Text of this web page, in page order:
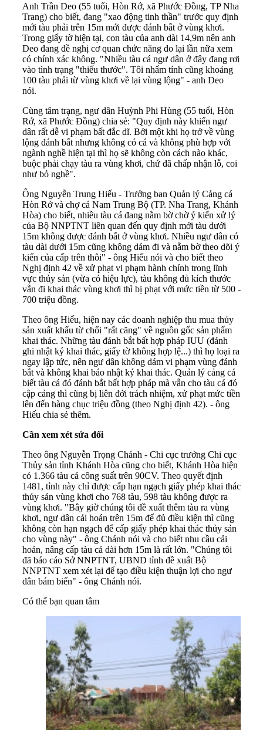
Anh Trần Deo (55 tuổi, Hòn Rớ, xã Phước Đồng, TP Nha
Trang) cho biết, đang "xao động tinh thần" trước quy định
mới tàu phải trên 15m mới được đánh bắt ở vùng khơi.
Trong giấy tờ hiện tại, con tàu của anh dài 14,9m nên anh
Deo đang đề nghị cơ quan chức năng đo lại lần nữa xem
có chính xác không. "Nhiều tàu cá ngư dân ở đây đang rơi
vào tình trạng "thiếu thước". Tôi nhẩm tính cũng khoảng
100 tàu phải từ vùng khơi về lại vùng lộng" - anh Deo
nói.
Cùng tâm trạng, ngư dân Huỳnh Phi Hùng (55 tuổi, Hòn
Rớ, xã Phước Đồng) chia sẻ: "Quy định này khiến ngư
dân rất dễ vi phạm bất đắc dĩ. Bởi một khi họ trở về vùng
lộng đánh bắt nhưng không có cá và không phù hợp với
ngành nghề hiện tại thì họ sẽ không còn cách nào khác,
buộc phải chạy tàu ra vùng khơi, chứ đã chấp nhận lỗ, coi
như bỏ nghề".
Ông Nguyễn Trung Hiếu - Trưởng ban Quản lý Cảng cá
Hòn Rớ và chợ cá Nam Trung Bộ (TP. Nha Trang, Khánh
Hòa) cho biết, nhiều tàu cá đang nằm bờ chờ ý kiến xử lý
của Bộ NNPTNT liên quan đến quy định mới tàu dưới
15m không được đánh bắt ở vùng khơi. Nhiều ngư dân có
tàu dài dưới 15m cũng không dám đi và nằm bờ theo dõi ý
kiến của cấp trên thôi" - ông Hiếu nói và cho biết theo
Nghị định 42 về xử phạt vi phạm hành chính trong lĩnh
vực thủy sản (vừa có hiệu lực), tàu không đủ kích thước
vẫn đi khai thác vùng khơi thì bị phạt với mức tiền từ 500 -
700 triệu đồng.
Theo ông Hiếu, hiện nay các doanh nghiệp thu mua thủy
sản xuất khẩu từ chối "rất căng" về nguồn gốc sản phẩm
khai thác. Những tàu đánh bắt bất hợp pháp IUU (đánh
ghi nhật ký khai thác, giấy tờ không hợp lệ...) thì họ loại ra
ngay lập tức, nên ngư dân không dám vi phạm vùng đánh
bắt và không khai báo nhật ký khai thác. Quản lý cảng cá
biết tàu cá đó đánh bắt bất hợp pháp mà vẫn cho tàu cá đó
cập cảng thì cũng bị liên đới trách nhiệm, xử phạt mức tiền
lên đến hàng chục triệu đồng (theo Nghị định 42). - ông
Hiếu chia sẻ thêm.
Cần xem xét sửa đổi
Theo ông Nguyễn Trọng Chánh - Chi cục trưởng Chi cục
Thủy sản tỉnh Khánh Hòa cũng cho biết, Khánh Hòa hiện
có 1.366 tàu cá công suất trên 90CV. Theo quyết định
1481, tỉnh này chỉ được cấp hạn ngạch giấy phép khai thác
thủy sản vùng khơi cho 768 tàu, 598 tàu không được ra
vùng khơi. "Bây giờ chúng tôi đề xuất thêm tàu ra vùng
khơi, ngư dân cải hoán trên 15m để đủ điều kiện thì cũng
không còn hạn ngạch để cấp giấy phép khai thác thủy sản
cho vùng này" - ông Chánh nói và cho biết nhu cầu cải
hoán, nâng cấp tàu cá dài hơn 15m là rất lớn. "Chúng tôi
đã báo cáo Sở NNPTNT, UBND tỉnh đề xuất Bộ
NNPTNT xem xét lại để tạo điều kiện thuận lợi cho ngư
dân bám biển" - ông Chánh nói.
Có thể bạn quan tâm